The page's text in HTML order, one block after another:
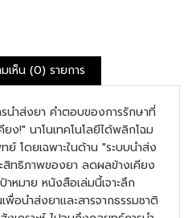
เห็น (0) รายการ
รนำส่งยา คำตอบของการรักษาที่
ง!" นาโนเทคโนโลยีได้พลิกโฉม
ย์ โดยเฉพาะในด้าน "ระบบนำส่ง
สิทธิภาพของยา ลดผลข้างเคียง
าหมาย หนังสือเล่มนี้เจาะลึก
อนำส่งยาและสารจากธรรมชาติ